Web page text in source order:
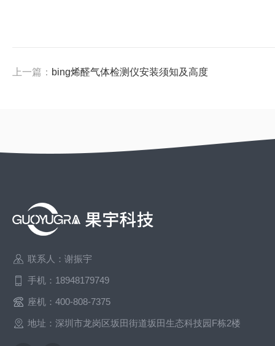
上一篇： bing烯醛气体检测仪安装须知及高度
联系人：谢振宇
手机：18948179749
座机：400-808-7375
地址：深圳市龙岗区坂田街道坂田生态科技园F栋2楼